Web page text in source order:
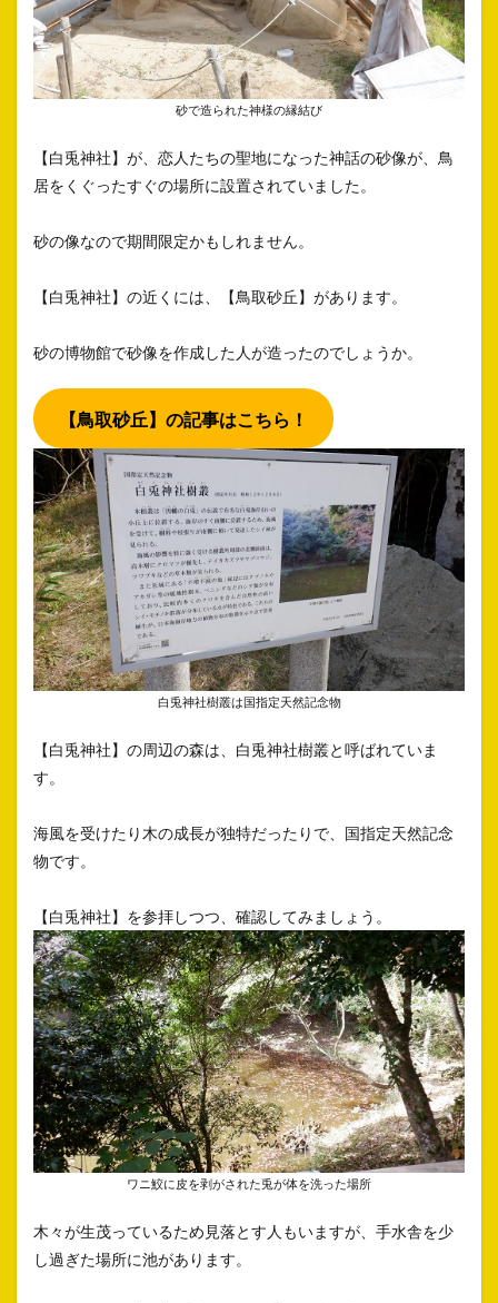
砂で造られた神様の縁結び
【白兎神社】が、恋人たちの聖地になった神話の砂像が、鳥
居をくぐったすぐの場所に設置されていました。
砂の像なので期間限定かもしれません。
【白兎神社】の近くには、【鳥取砂丘】があります。
砂の博物館で砂像を作成した人が造ったのでしょうか。
【鳥取砂丘】の記事はこちら！
白兎神社樹叢は国指定天然記念物
【白兎神社】の周辺の森は、白兎神社樹叢と呼ばれていま
す。
海風を受けたり木の成長が独特だったりで、国指定天然記念
物です。
【白兎神社】を参拝しつつ、確認してみましょう。
ワニ鮫に皮を剥がされた兎が体を洗った場所
木々が生茂っているため見落とす人もいますが、手水舎を少
し過ぎた場所に池があります。